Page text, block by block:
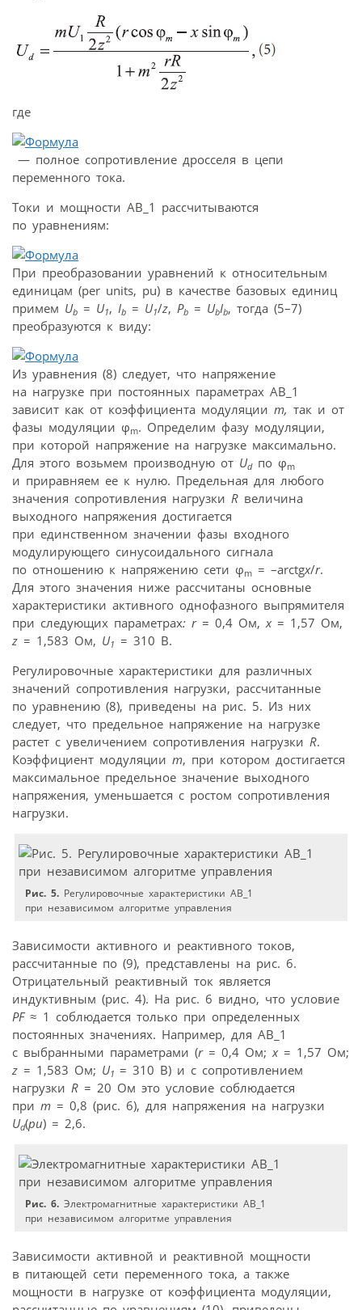
где
— полное сопротивление дросселя в цепи
переменного тока.
Токи и мощности АВ_1 рассчитываются
по уравнениям:
При преобразовании уравнений к относительным
единицам (per units, pu) в качестве базовых единиц
примем Ub = U1, Ib = U1/z, Pb = UbIb, тогда (5–7)
преобразуются к виду:
Из уравнения (8) следует, что напряжение
на нагрузке при постоянных параметрах АВ_1
зависит как от коэффициента модуляции m, так и от
фазы модуляции φm. Определим фазу модуляции,
при которой напряжение на нагрузке максимально.
Для этого возьмем производную от Udпо φm
и приравняем ее к нулю. Предельная для любого
значения сопротивления нагрузки R величина
выходного напряжения достигается
при единственном значении фазы входного
модулирующего синусоидального сигнала
по отношению к напряжению сети φm = –arctgx/r.
Для этого значения ниже рассчитаны основные
характеристики активного однофазного выпрямителя
при следующих параметрах: r= 0,4 Ом,x= 1,57 Ом,
z = 1,583 Ом, U1 = 310 В.
Регулировочные характеристики для различных
значений сопротивления нагрузки, рассчитанные
по уравнению (8), приведены на рис. 5. Из них
следует, что предельное напряжение на нагрузке
растет с увеличением сопротивления нагрузки R.
Коэффициент модуляции m, при котором достигается
максимальное предельное значение выходного
напряжения, уменьшается с ростом сопротивления
нагрузки.
Рис. 5. Регулировочные характеристики АВ_1
при независимом алгоритме управления
Зависимости активного и реактивного токов,
рассчитанные по (9), представлены на рис. 6.
Отрицательный реактивный ток является
индуктивным (рис. 4). На рис. 6 видно, что условие
PF≈ 1 соблюдается только при определенных
постоянных значениях. Например, для АВ_1
с выбранными параметрами (r= 0,4 Ом;x= 1,57 Ом;
z = 1,583 Ом; U1 = 310 В) и с сопротивлением
нагрузки R = 20 Ом это условие соблюдается
при m = 0,8 (рис. 6), для напряжения на нагрузки
Ud(pu) = 2,6.
Рис. 6. Электромагнитные характеристики АВ_1
при независимом алгоритме управления
Зависимости активной и реактивной мощности
в питающей сети переменного тока, а также
мощности в нагрузке от коэффициента модуляции,